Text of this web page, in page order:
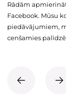
Rādām
Facebook. Mūsu
piedāvājumiem,
cenšamies